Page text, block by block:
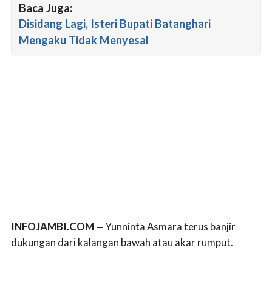
Baca Juga:
Disidang Lagi, Isteri Bupati Batanghari
Mengaku Tidak Menyesal
INFOJAMBI.COM —Yunninta Asmara terus banjir
dukungan dari kalangan bawah atau akar rumput.